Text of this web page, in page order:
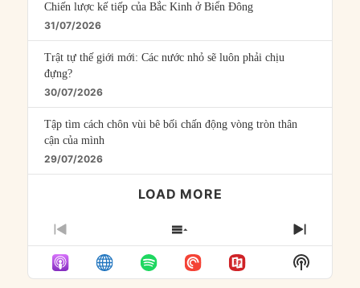
Chiến lược kế tiếp của Bắc Kinh ở Biển Đông
31/07/2026
Trật tự thế giới mới: Các nước nhỏ sẽ luôn phải chịu
đựng?
30/07/2026
Tập tìm cách chôn vùi bê bối chấn động vòng tròn thân
cận của mình
29/07/2026
LOAD MORE
PREVIOUS
EPISODE
SHOW
EPISODES
LIST
NEXT
Show
Podcast